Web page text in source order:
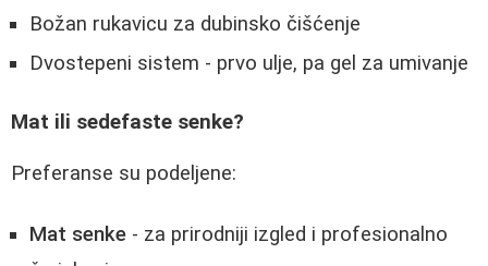
Božan rukavicu za dubinsko čišćenje
Dvostepeni sistem - prvo ulje, pa gel za umivanje
Mat ili sedefaste senke?
Preferanse su podeljene:
Mat senke - za prirodniji izgled i profesionalno